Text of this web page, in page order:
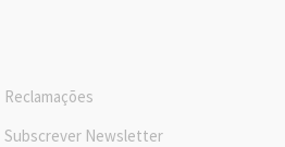
Reclamações
Subscrever Newsletter